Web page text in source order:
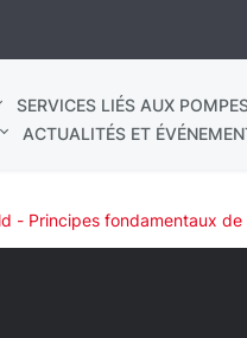
SERVICES LIÉS AUX
ACTUALITÉS ET
- Principes fondamentaux